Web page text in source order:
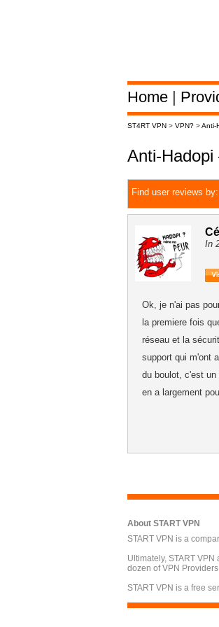
Home |
ST4RT VPN > VPN? >Anti-
Anti-Hadopi
Find user reviews by:
In
Ok, je n'ai pas
la premiere fois
réseau et la
support qui m'ont
du boulot, c'est
en a largement
About START VPN
START VPN is a
Ultimately, START
dozen of VPN
START VPN is a free